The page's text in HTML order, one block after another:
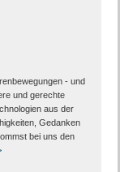
- und
und gerechte
aus der
Gedanken
bei uns den